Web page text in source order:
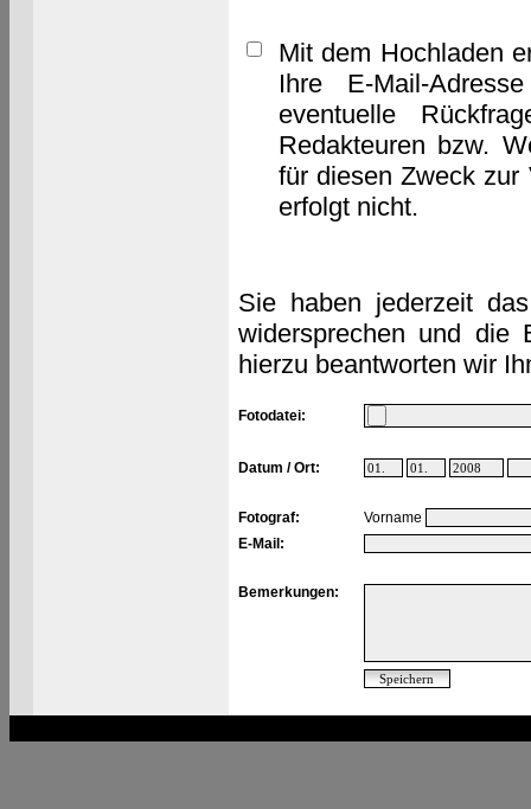
Mit dem Hochladen
Ihre E-Mail-
eventuelle
Redakteuren bzw.
für diesen Zweck zur
erfolgt nicht.
Sie haben jederzeit
widersprechen und die
hierzu beantworten wir
Fotodatei:
Datum / Ort:
Fotograf:
Vorname
E-Mail:
Bemerkungen: